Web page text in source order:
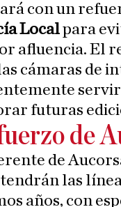
con un
Localpara
afluencia. El
cámaras de
futuras
de
de
las
años, con